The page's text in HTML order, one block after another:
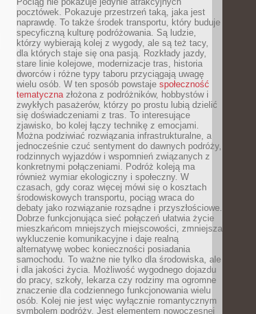
pocztówek. Pokazuje przestrzeń taką, jaka jest
naprawdę. To także środek transportu, który buduje
specyficzną kulturę podróżowania. Są ludzie,
którzy wybierają kolej z wygody, ale są też tacy,
dla których staje się ona pasją. Rozkłady jazdy,
stare linie kolejowe, modernizacje tras, historia
dworców i różne typy taboru przyciągają uwagę
wielu osób. W ten sposób powstaje społeczność
tematycznazłożona z podróżników, hobbystów i
zwykłych pasażerów, którzy po prostu lubią dzielić
się doświadczeniami z tras. To interesujące
zjawisko, bo kolej łączy technikę z emocjami.
Można podziwiać rozwiązania infrastrukturalne, a
jednocześnie czuć sentyment do dawnych podróży,
rodzinnych wyjazdów i wspomnień związanych z
konkretnymi połączeniami. Podróż koleją ma
również wymiar ekologiczny i społeczny. W
czasach, gdy coraz więcej mówi się o kosztach
środowiskowych transportu, pociąg wraca do
debaty jako rozwiązanie rozsądne i przyszłościowe.
Dobrze funkcjonująca sieć połączeń ułatwia życie
mieszkańcom mniejszych miejscowości, zmniejsza
wykluczenie komunikacyjne i daje realną
alternatywę wobec konieczności posiadania
samochodu. To ważne nie tylko dla środowiska, ale
i dla jakości życia. Możliwość wygodnego dojazdu
do pracy, szkoły, lekarza czy rodziny ma ogromne
znaczenie dla codziennego funkcjonowania wielu
osób. Kolej nie jest więc wyłącznie romantycznym
symbolem podróży. Jest elementem nowoczesnej